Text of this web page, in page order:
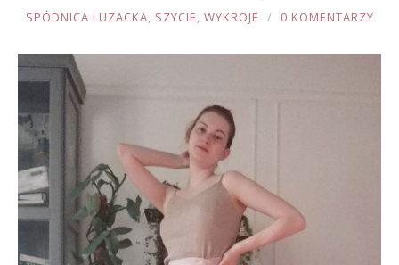
JOULE
SPÓDNICA LUZACKA, SZYCIE, WYKROJE 0 KOMENTARZY